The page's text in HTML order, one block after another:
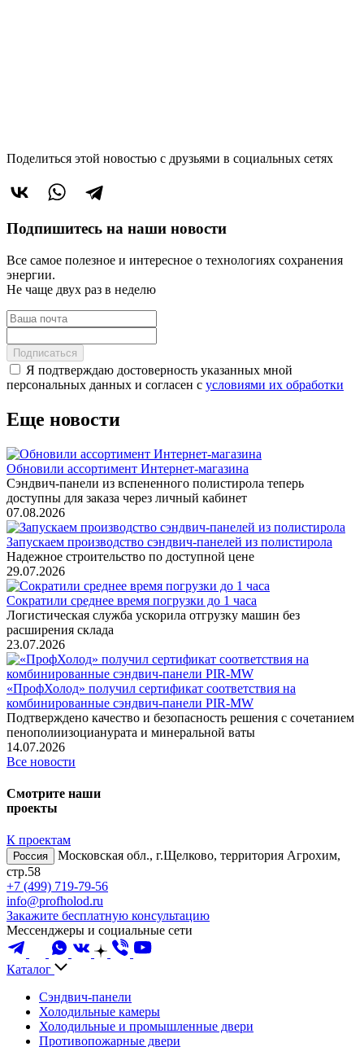
Поделиться этой новостью с друзьями в социальных сетях
Подпишитесь на наши новости
Все самое полезное и интересное о технологиях сохранения
энергии.
Не чаще двух раз в неделю
Подписаться
Я подтверждаю достоверность указанных мной
персональных данных и согласен с условиями их обработки
Еще новости
Обновили ассортимент Интернет-магазина
Сэндвич-панели из вспененного полистирола теперь
доступны для заказа через личный кабинет
07.08.2026
Запускаем производство сэндвич-панелей из полистирола
Надежное строительство по доступной цене
29.07.2026
Сократили среднее время погрузки до 1 часа
Логистическая служба ускорила отгрузку машин без
расширения склада
23.07.2026
«ПрофХолод» получил сертификат соответствия на
комбинированные сэндвич‑панели PIR‑MW
Подтверждено качество и безопасность решения с сочетанием
пенополиизоцианурата и минеральной ваты
14.07.2026
Все новости
Смотрите наши
проекты
К проектам
Россия
Московская обл., г.Щелково, территория Агрохим,
стр.58
+7 (499) 719-79-56
info@profholod.ru
Закажите бесплатную консультацию
Мессенджеры и социальные сети
Каталог
Сэндвич-панели
Холодильные камеры
Холодильные и промышленные двери
Противопожарные двери